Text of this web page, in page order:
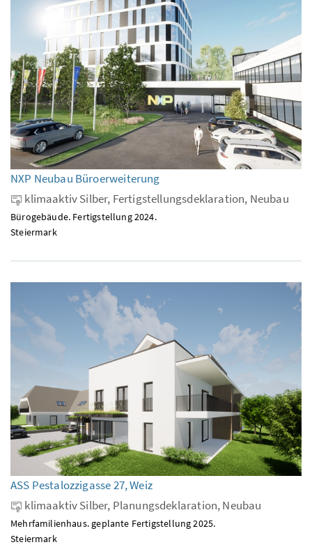
NXP Neubau Büroerweiterung
klimaaktiv Silber, Fertigstellungsdeklaration, Neubau
Bürogebäude. Fertigstellung 2024.
Steiermark
ASS Pestalozzigasse 27, Weiz
klimaaktiv Silber, Planungsdeklaration, Neubau
Mehrfamilienhaus. geplante Fertigstellung 2025.
Steiermark